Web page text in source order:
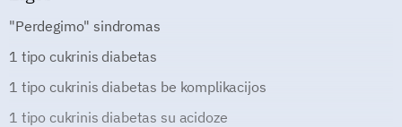
"Perdegimo" sindromas
1 tipo cukrinis diabetas
1 tipo cukrinis diabetas be komplikacijos
1 tipo cukrinis diabetas su acidoze